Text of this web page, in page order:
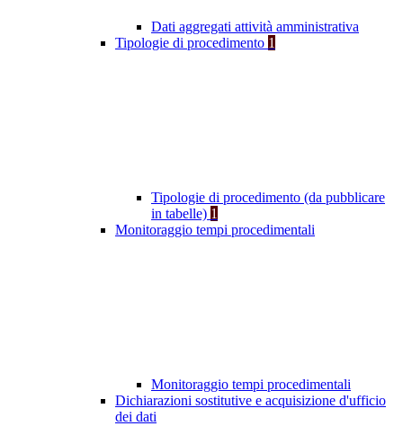
Dati aggregati attività amministrativa
Tipologie di procedimento 1
Tipologie di procedimento (da pubblicare
in tabelle) 1
Monitoraggio tempi procedimentali
Monitoraggio tempi procedimentali
Dichiarazioni sostitutive e acquisizione d'ufficio
dei dati